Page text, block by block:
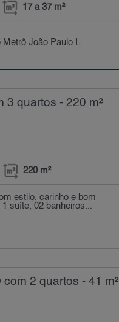
17 a 37 m²
João Paulo I.
3 quartos - 220 m²
220 m²
estilo, carinho e bom
suíte, 02 banheiros...
2 quartos - 41 m²